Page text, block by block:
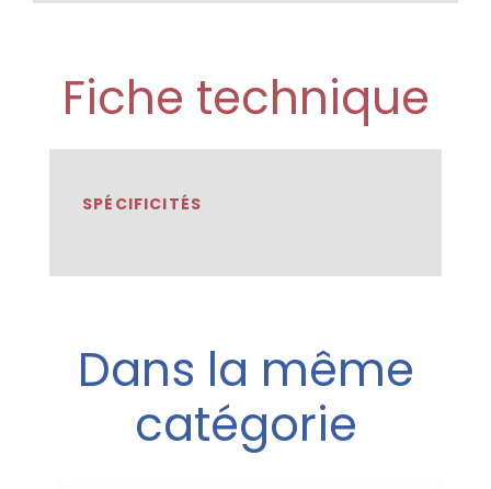
Fiche technique
SPÉCIFICITÉS
Dans la même
catégorie